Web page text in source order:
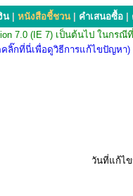
น หนังสือชี้ชวน คำเสนอซื้อ
7.0 (IE 7) เป็นต้นไป ใน
คลิ๊กที่นี่เพื่อดูวิธีการแก้ไขปัญหา)
วันที่แก้ไข